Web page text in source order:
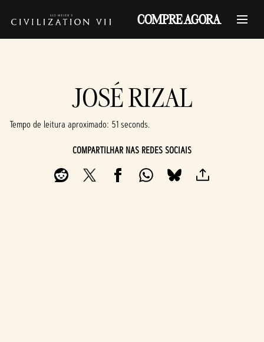
COMPRE AGORA
JOSÉ RIZAL
Tempo de leitura aproximado 51 seconds
COMPARTILHAR NAS REDES SOCIAIS